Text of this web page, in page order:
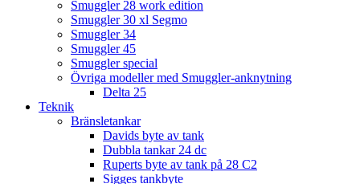
Smuggler 28 work edition
Smuggler 30 xl Segmo
Smuggler 34
Smuggler 45
Smuggler special
Övriga modeller med Smuggler-anknytning
Delta 25
Teknik
Bränsletankar
Davids byte av tank
Dubbla tankar 24 dc
Ruperts byte av tank på 28 C2
Sigges tankbyte